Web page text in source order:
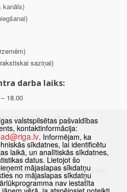
kanāls)
saziņai)
darba laiks:
18.00
darba laiks:
18.00
tikai ar iepriekšēju pierakstu.
valstspilsētas pašvaldības
kontaktinformācija:
. Informējam, ka
sīkdatnes, lai identificētu
laikā, un analītiskās sīkdatnes,
datus. Lietojot šo
mājaslapas sīkdatņu
no mājaslapas sīkdatņu
nav iestatīta